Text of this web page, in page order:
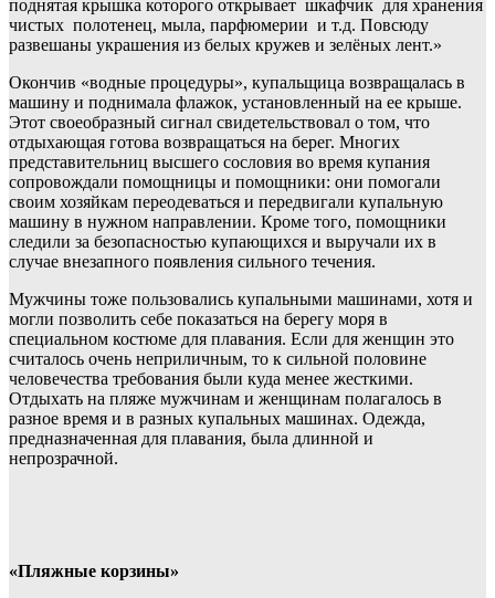
поднятая крышка которого открывает шкафчик для хранения
чистых полотенец, мыла, парфюмерии и т.д. Повсюду
развешаны украшения из белых кружев и зелёных лент.»
Окончив «водные процедуры», купальщица возвращалась в
машину и поднимала флажок, установленный на ее крыше.
Этот своеобразный сигнал свидетельствовал о том, что
отдыхающая готова возвращаться на берег. Многих
представительниц высшего сословия во время купания
сопровождали помощницы и помощники: они помогали
своим хозяйкам переодеваться и передвигали купальную
машину в нужном направлении. Кроме того, помощники
следили за безопасностью купающихся и выручали их в
случае внезапного появления сильного течения.
Мужчины тоже пользовались купальными машинами, хотя и
могли позволить себе показаться на берегу моря в
специальном костюме для плавания. Если для женщин это
считалось очень неприличным, то к сильной половине
человечества требования были куда менее жесткими.
Отдыхать на пляже мужчинам и женщинам полагалось в
разное время и в разных купальных машинах. Одежда,
предназначенная для плавания, была длинной и
непрозрачной.
«Пляжные корзины»